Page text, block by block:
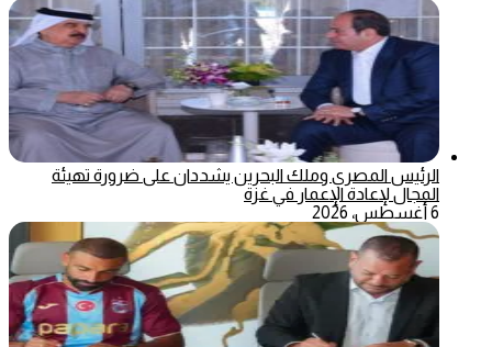
الرئيس المصري وملك البحرين يشددان على ضرورة تهيئة
المجال لإعادة الإعمار في غزة
6 أغسطس، 2026